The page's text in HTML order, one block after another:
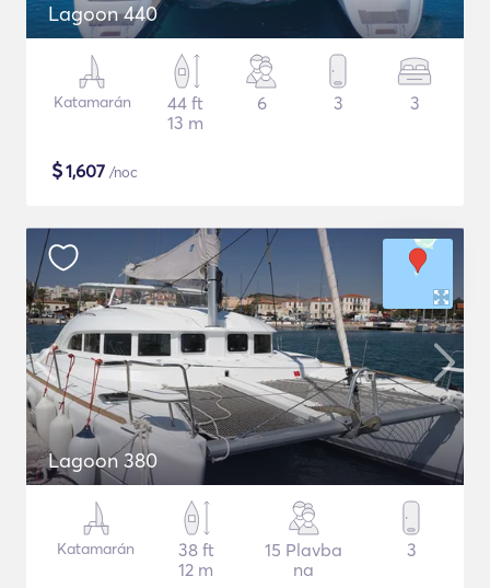
Lagoon 440
Katamarán
44 ft
13 m
6 3 3
$1,607 /noc
Lagoon 380
Katamarán
38 ft
12 m
15 Plavba
na
3